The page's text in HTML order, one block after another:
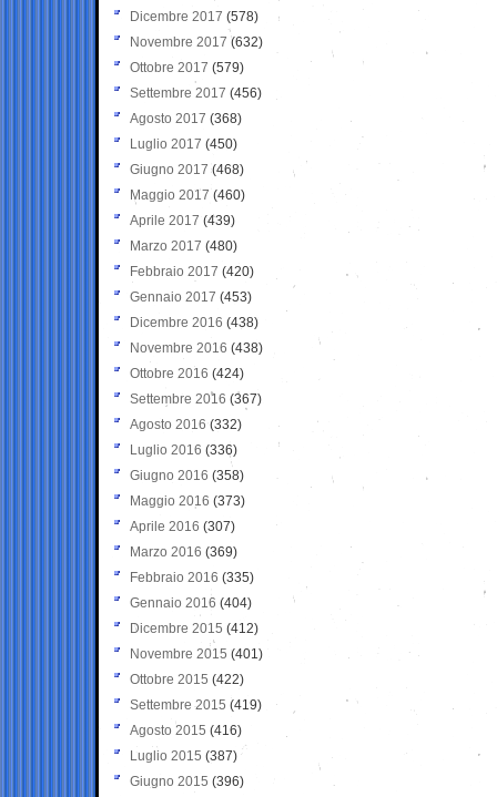
Dicembre 2017 (578)
Novembre 2017 (632)
Ottobre 2017 (579)
Settembre 2017 (456)
Agosto 2017 (368)
Luglio 2017 (450)
Giugno 2017 (468)
Maggio 2017 (460)
Aprile 2017 (439)
Marzo 2017 (480)
Febbraio 2017 (420)
Gennaio 2017 (453)
Dicembre 2016 (438)
Novembre 2016 (438)
Ottobre 2016 (424)
Settembre 2016 (367)
Agosto 2016 (332)
Luglio 2016 (336)
Giugno 2016 (358)
Maggio 2016 (373)
Aprile 2016 (307)
Marzo 2016 (369)
Febbraio 2016 (335)
Gennaio 2016 (404)
Dicembre 2015 (412)
Novembre 2015 (401)
Ottobre 2015 (422)
Settembre 2015 (419)
Agosto 2015 (416)
Luglio 2015 (387)
Giugno 2015 (396)